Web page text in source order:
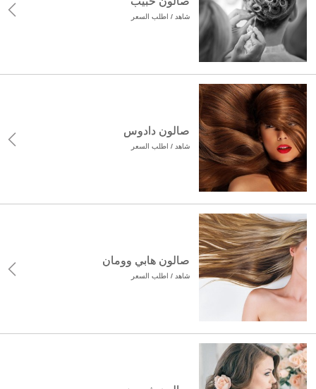
شاهد / اطلب السعر
صالون دادوس
شاهد / اطلب السعر
صالون هابي وومان
شاهد / اطلب السعر